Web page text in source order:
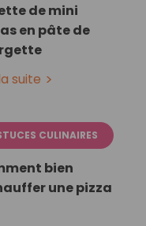
de mini
en pâte de
suite
CULINAIRES
bien
une pizza